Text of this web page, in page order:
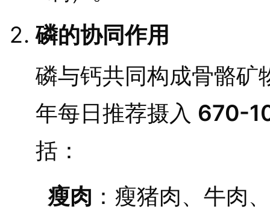
磷的协同作用
磷与钙共同构成骨骼矿
年每日推荐摄入 670-
括：
瘦肉 ：瘦猪肉、牛肉